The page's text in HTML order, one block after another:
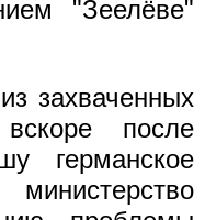
"Зеелёве"
захваченных
после
германское